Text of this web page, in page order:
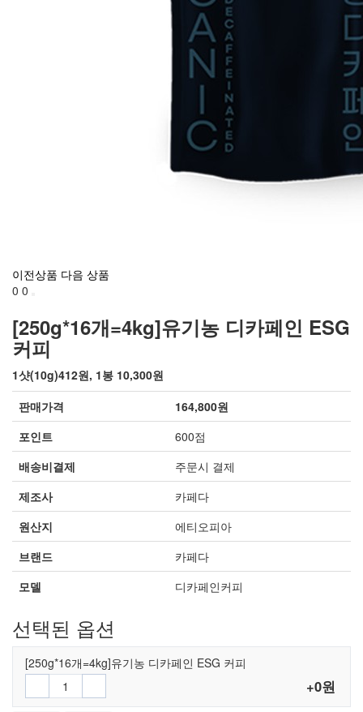
이전상품 다음 상품
0 0
[250g*16개=4kg]유기농 디카페인 ESG
커피
1샷(10g)412원, 1봉 10,300원
판매가격
164,800원
포인트
600점
배송비결제
주문시 결제
제조사
카페다
원산지
에티오피아
브랜드
카페다
모델
디카페인커피
선택된 옵션
[250g*16개=4kg]유기농 디카페인 ESG 커피
+0원